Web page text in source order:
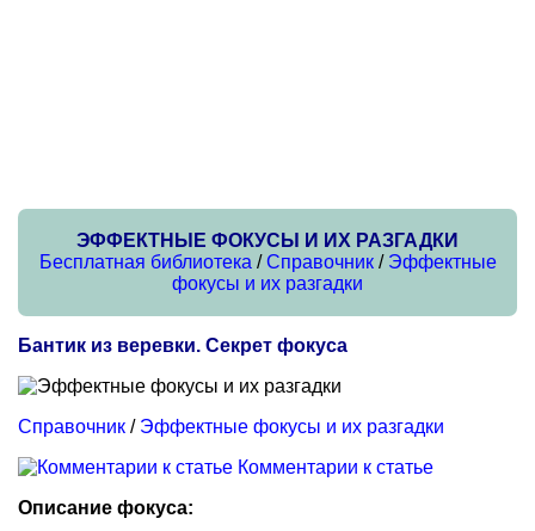
ЭФФЕКТНЫЕ ФОКУСЫ И ИХ РАЗГАДКИ
Бесплатная библиотека /Справочник/ Эффектные
фокусы и их разгадки
Бантик из веревки. Секрет фокуса
Справочник / Эффектные фокусы и их разгадки
Комментарии к статье
Описание фокуса: